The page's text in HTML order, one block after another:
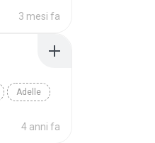
3 mesi fa
Adelle
4 anni fa